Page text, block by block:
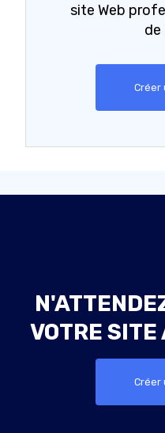
site Web
de
Créer
VOTRE
Créer